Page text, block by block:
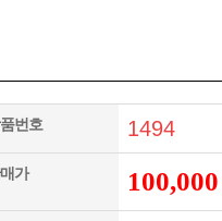
번호 1494
가 100,000